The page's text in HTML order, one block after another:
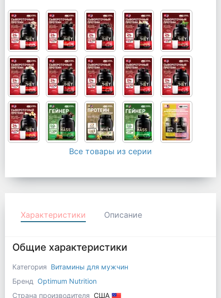
Все товары из серии
Характеристики Описание
Общие характеристики
Категория Витамины для мужчин
Бренд
Optimum Nutrition
Страна производителя США